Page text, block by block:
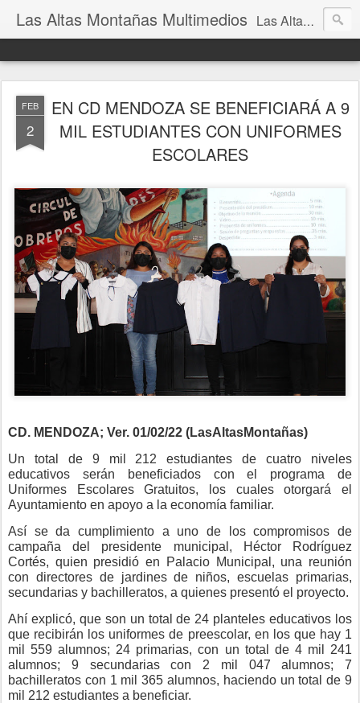
Las Altas Montañas Multimedios Las Altas Montañas Multimedios
FEB
2
EN CD MENDOZA SE BENEFICIARÁ A 9
MIL ESTUDIANTES CON UNIFORMES
ESCOLARES
CD. MENDOZA; Ver. 01/02/22 (LasAltasMontañas)
Un total de 9 mil 212 estudiantes de cuatro niveles
educativos serán beneficiados con el programa de
Uniformes Escolares Gratuitos, los cuales otorgará el
Ayuntamiento en apoyo a la economía familiar.
Así se da cumplimiento a uno de los compromisos de
campaña del presidente municipal, Héctor Rodríguez
Cortés, quien presidió en Palacio Municipal, una reunión
con directores de jardines de niños, escuelas primarias,
secundarias y bachilleratos, a quienes presentó el proyecto.
Ahí explicó, que son un total de 24 planteles educativos los
que recibirán los uniformes de preescolar, en los que hay 1
mil 559 alumnos; 24 primarias, con un total de 4 mil 241
alumnos; 9 secundarias con 2 mil 047 alumnos; 7
bachilleratos con 1 mil 365 alumnos, haciendo un total de 9
mil 212 estudiantes a beneficiar.